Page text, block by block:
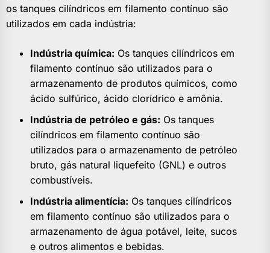
os tanques cilíndricos em filamento contínuo são
utilizados em cada indústria:
Indústria química: Os tanques cilíndricos em
filamento contínuo são utilizados para o
armazenamento de produtos químicos, como
ácido sulfúrico, ácido clorídrico e amônia.
Indústria de petróleo e gás: Os tanques
cilíndricos em filamento contínuo são
utilizados para o armazenamento de petróleo
bruto, gás natural liquefeito (GNL) e outros
combustíveis.
Indústria alimentícia: Os tanques cilíndricos
em filamento contínuo são utilizados para o
armazenamento de água potável, leite, sucos
e outros alimentos e bebidas.